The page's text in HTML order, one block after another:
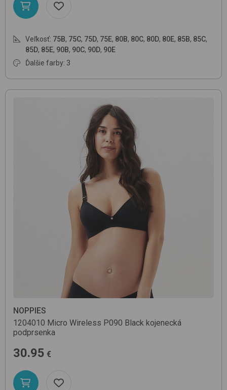
Veľkosť: 75B, 75C, 75D, 75E, 80B, 80C, 80D, 80E, 85B, 85C,
85D, 85E, 90B, 90C, 90D, 90E
Ďalšie farby: 3
NOPPIES
1204010 Micro Wireless P090 Black kojenecká
podprsenka
30.95 €